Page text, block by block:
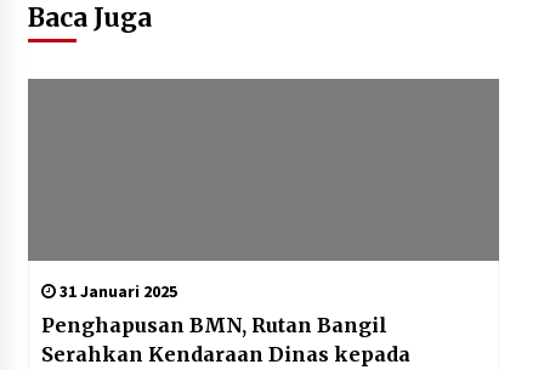
Baca Juga
31 Januari 2025
Penghapusan BMN, Rutan Bangil
Serahkan Kendaraan Dinas kepada